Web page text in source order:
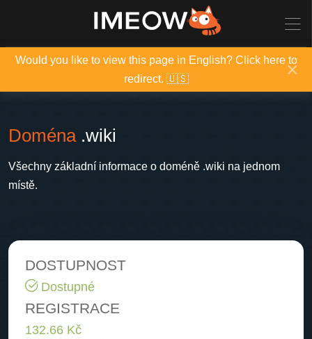
Would you like to view this page in English? Click here to
redirect. 🇺🇸
×
Doména.wiki
Všechny základní informace o doméně .wiki na jednom
místě.
DOSTUPNOST
Dostupné
REGISTRACE
132.66 Kč